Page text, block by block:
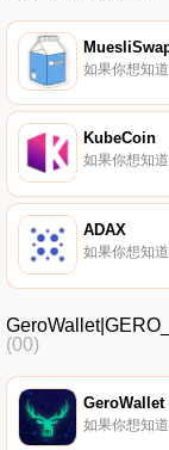
KubeCoin
ADAX
(00)
GeroWallet